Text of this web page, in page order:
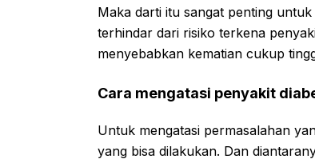
Maka darti itu sangat penting
terhindar dari risiko terkena
menyebabkan kematian cukup
Cara mengatasi penyakit
Untuk mengatasi permasalahan
yang bisa dilakukan. Dan